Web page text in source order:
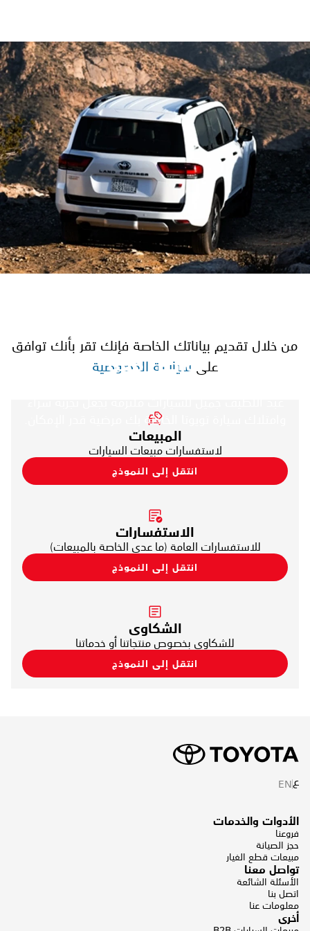
تواصل معنا
وامتلاك سيارة تويوتا الخاصة بك مرضية قدر الإمكان.
من خلال تقديم بياناتك الخاصة فإنك تقر بأنك توافق
على سياسة الخصوصية
المبيعات
لاستفسارات مبيعات السيارات
انتقل إلى النموذج
الاستفسارات
للاستفسارات العامة (ما عدى الخاصة بالمبيعات)
انتقل إلى النموذج
الشكاوى
للشكاوى بخصوص منتجاتنا أو خدماتنا
انتقل إلى النموذج
عEN
الأدوات والخدمات
فروعنا
حجز الصيانة
مبيعات قطع الغيار
تواصل معنا
الأسئلة الشائعة
اتصل بنا
معلومات عنا
أخرى